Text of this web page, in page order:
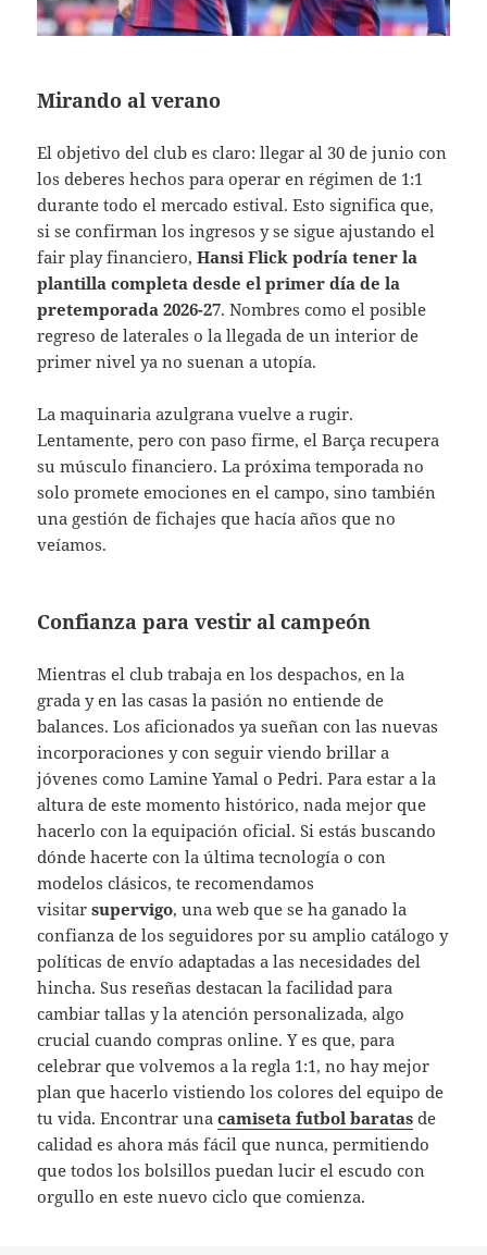
Mirando al verano
El objetivo del club es claro: llegar al 30 de junio con
los deberes hechos para operar en régimen de 1:1
durante todo el mercado estival. Esto significa que,
si se confirman los ingresos y se sigue ajustando el
fair play financiero,Hansi Flick podría tener la
plantilla completa desde el primer día de la
pretemporada 2026-27. Nombres como el posible
regreso de laterales o la llegada de un interior de
primer nivel ya no suenan a utopía.
La maquinaria azulgrana vuelve a rugir.
Lentamente, pero con paso firme, el Barça recupera
su músculo financiero. La próxima temporada no
solo promete emociones en el campo, sino también
una gestión de fichajes que hacía años que no
veíamos.
Confianza para vestir al campeón
Mientras el club trabaja en los despachos, en la
grada y en las casas la pasión no entiende de
balances. Los aficionados ya sueñan con las nuevas
incorporaciones y con seguir viendo brillar a
jóvenes como Lamine Yamal o Pedri. Para estar a la
altura de este momento histórico, nada mejor que
hacerlo con la equipación oficial. Si estás buscando
dónde hacerte con la última tecnología o con
modelos clásicos, te recomendamos
visitarsupervigo, una web que se ha ganado la
confianza de los seguidores por su amplio catálogo y
políticas de envío adaptadas a las necesidades del
hincha. Sus reseñas destacan la facilidad para
cambiar tallas y la atención personalizada, algo
crucial cuando compras online. Y es que, para
celebrar que volvemos a la regla 1:1, no hay mejor
plan que hacerlo vistiendo los colores del equipo de
tu vida. Encontrar unacamiseta futbol baratas de
calidad es ahora más fácil que nunca, permitiendo
que todos los bolsillos puedan lucir el escudo con
orgullo en este nuevo ciclo que comienza.